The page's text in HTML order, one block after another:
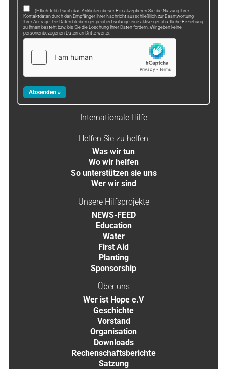
(Pflichtfeld) Durch das Anklicken dieser Box akzeptieren Sie die Nutzung Ihrer
Kontaktdaten durch den Empfänger Ihrer Nachricht ausschließlich zur Beantwortung
Ihrer Anfrage. Die Daten bleiben gespeichert solange eine aktive geschäftliche Beziehung
zu Ihnen besteht bzw. bis Sie die Löschung Ihrer Daten fordern. Wir geben keine
personenbezogenen Daten an Dritte weiter.
Internationale Hilfe
Helfen Sie zu helfen
Was wir tun
Wo wir helfen
So unterstützen sie uns
Wer wir sind
Unsere Hilfsprojekte
NEWS-FEED
Education
Water
First Aid
Planting
Sponsorship
Über uns
Wer ist Hope e.V
Geschichte
Vorstand
Organisation
Downloads
Rechenschaftsberichte
Satzung